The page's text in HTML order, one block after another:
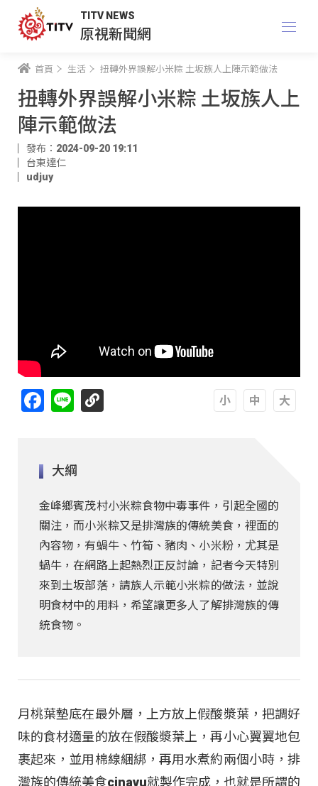
TITV NEWS
原視新聞網
首頁 生活 扭轉外界誤解小米粽 土坂族人上陣示範做法
扭轉外界誤解小米粽 土坂族人上
陣示範做法
發布：2024-09-20 19:11
台東達仁
udjuy
Facebook
Line
大綱
金峰鄉賓茂村小米粽食物中毒事件，引起全國的
關注，而小米粽又是排灣族的傳統美食，裡面的
內容物，有蝸牛、竹筍、豬肉、小米粉，尤其是
蝸牛，在網路上起熱烈正反討論，記者今天特別
來到土坂部落，請族人示範小米粽的做法，並說
明食材中的用料，希望讓更多人了解排灣族的傳
統食物。
月桃葉墊底在最外層，上方放上假酸漿葉，把調好
味的食材適量的放在假酸漿葉上，再小心翼翼地包
裹起來，並用棉線綑綁，再用水煮約兩個小時，排
灣族的傳統美食cinavu就製作完成，也就是所謂的